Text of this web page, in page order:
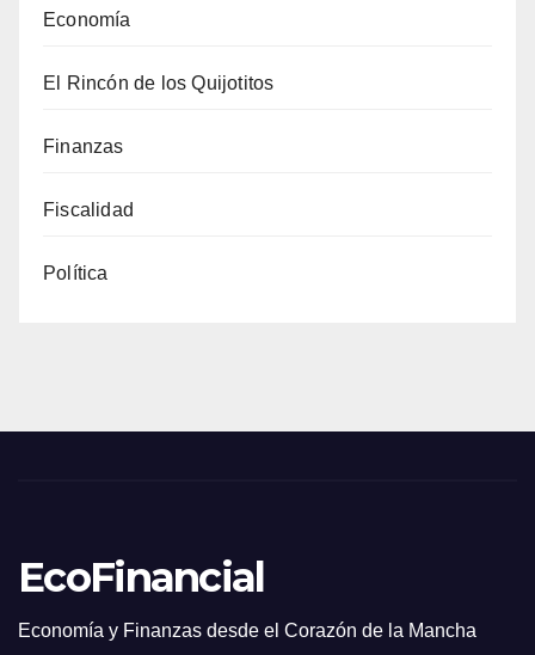
Economía
El Rincón de los Quijotitos
Finanzas
Fiscalidad
Política
EcoFinancial
Economía y Finanzas desde el Corazón de la Mancha